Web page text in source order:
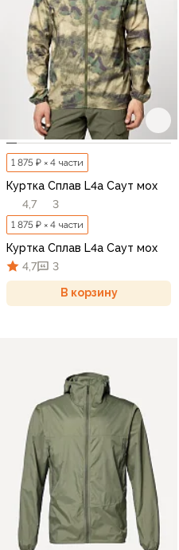
1 875 ₽ × 4 части
Куртка Сплав L4a Саут мох
4,7
3
1 875 ₽ × 4 части
Куртка Сплав L4a Саут мох
4,7
3
В корзину